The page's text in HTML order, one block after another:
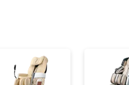
3200 ₽ Заказать